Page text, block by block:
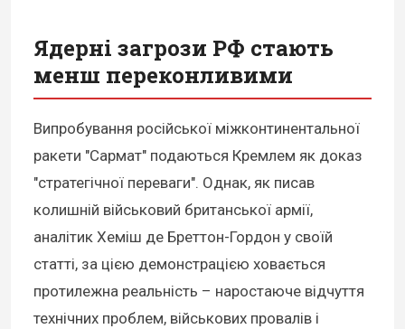
Ядерні загрози РФ стають
менш переконливими
Випробування російської міжконтинентальної
ракети "Сармат" подаються Кремлем як доказ
"стратегічної переваги". Однак, як писав
колишній військовий британської армії,
аналітик Хеміш де Бреттон-Гордон у своїй
статті, за цією демонстрацією ховається
протилежна реальність – наростаюче відчуття
технічних проблем, військових провалів і